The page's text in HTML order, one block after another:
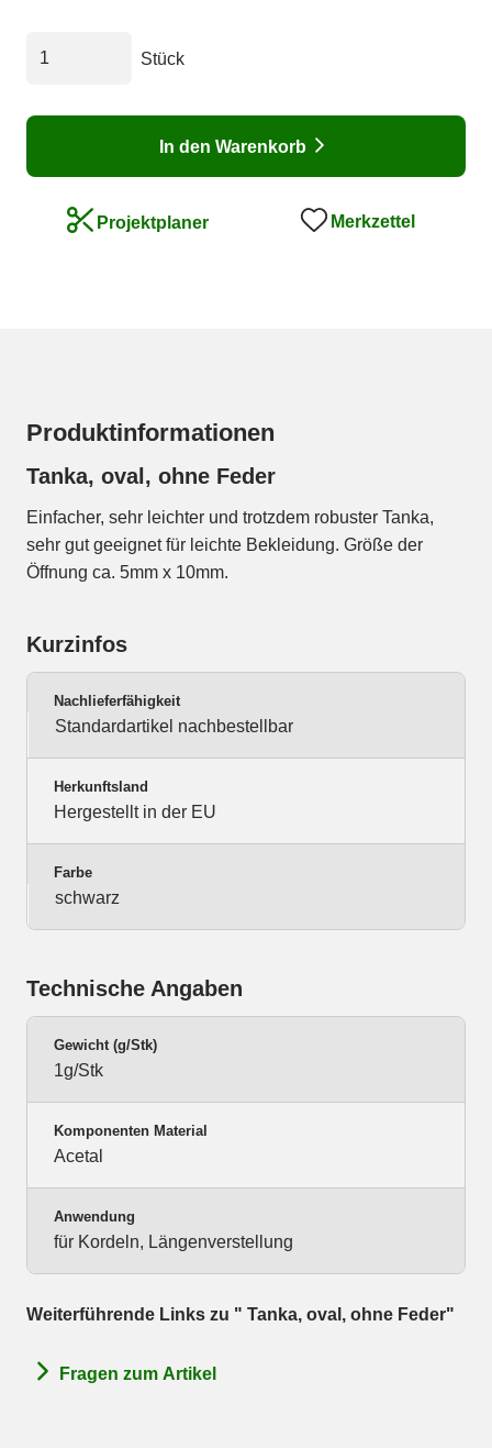
Stück
In den Warenkorb
Projektplaner Merkzettel
Produktinformationen
Tanka, oval, ohne Feder
Einfacher, sehr leichter und trotzdem robuster Tanka,
sehr gut geeignet für leichte Bekleidung. Größe der
Öffnung ca. 5mm x 10mm.
Kurzinfos
Nachlieferfähigkeit
Standardartikel nachbestellbar
Herkunftsland
Hergestellt in der EU
Farbe
schwarz
Technische Angaben
Gewicht (g/Stk)
1g/Stk
Komponenten Material
Acetal
Anwendung
für Kordeln, Längenverstellung
Weiterführende Links zu " Tanka, oval, ohne Feder"
Fragen zum Artikel